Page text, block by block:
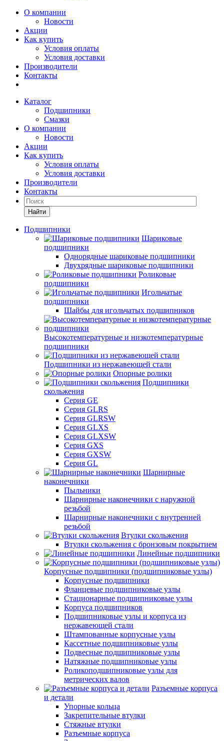
О компании
Новости
Акции
Как купить
Условия оплаты
Условия доставки
Производители
Контакты
Каталог
Подшипники
Смазки
О компании
Новости
Акции
Как купить
Условия оплаты
Условия доставки
Производители
Контакты
Найти
Подшипники
Шариковые
подшипники
Однорядные шариковые подшипники
Двухрядные шариковые подшипники
Роликовые
подшипники
Игольчатые
подшипники
Шайбы для игольчатых подшипников
Высокотемпературные и низкотемпературные
подшипники
Подшипники из нержавеющей стали
Опорные ролики
Подшипники
скольжения
Серия GE
Серия GLRS
Серия GLRSW
Серия GLXS
Серия GLXSW
Серия GXS
Серия GXSW
Серия GL
Шарнирные
наконечники
Пыльники
Шарнирные наконечники с наружной
резьбой
Шарнирные наконечники с внутренней
резьбой
Втулки скольжения
Втулки скольжения с бронзовым покрытием
Линейные подшипники
Корпусные подшипники (подшипниковые узлы)
Корпусные подшипники
Фланцевые подшипниковые узлы
Стационарные подшипниковые узлы
Корпуса подшипников
Подшипниковые узлы и корпуса из
нержавеющей стали
Штампованные корпусные узлы
Кассетные подшипниковые узлы
Подвесные подшипниковые узлы
Натяжные подшипниковые узлы
Роликоподшипниковые узлы для
метрических валов
Разъемные корпуса
и детали
Упорные кольца
Закрепительные втулки
Стяжные втулки
Разъемные корпуса